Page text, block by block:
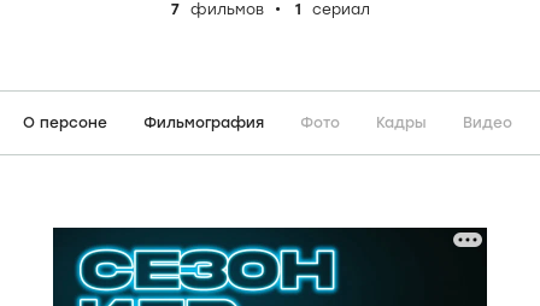
7
фильмов 1 сериал
О персоне Фильмография Фото Кадры Видео